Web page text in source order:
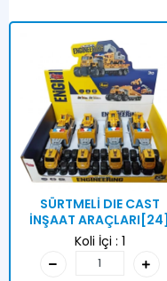
SÜRTMELİ DIE CAST
İNŞAAT ARAÇLARI[24]
Koli İçi : 1